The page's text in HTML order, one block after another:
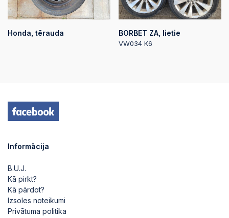
Honda, tērauda BORBET ZA, lietie
VW034 K6
Informācija
B.U.J.
Kā pirkt?
Kā pārdot?
Izsoles noteikumi
Privātuma politika